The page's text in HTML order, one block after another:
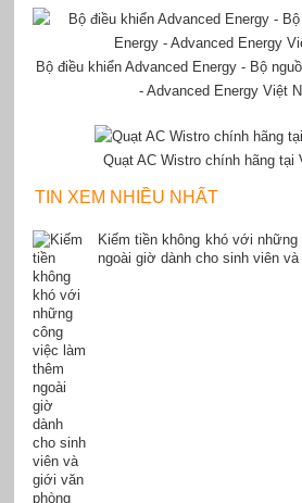
Bộ điều khiển Advanced Energy - Bộ
- Advanced Energy Việt
Quạt AC Wistro chính hãng tại
TIN XEM NHIỀU NHẤT
Kiếm tiền không khó với
ngoài giờ dành cho sinh viên